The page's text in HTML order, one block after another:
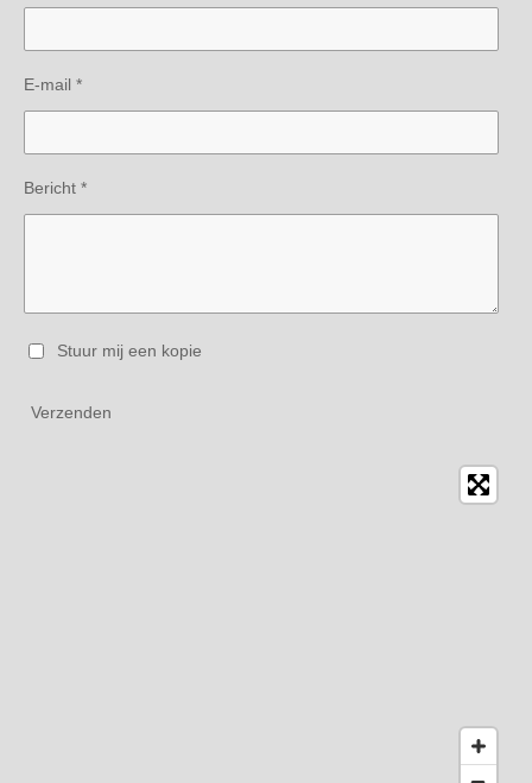
E-mail *
Bericht *
Stuur mij een kopie
Verzenden